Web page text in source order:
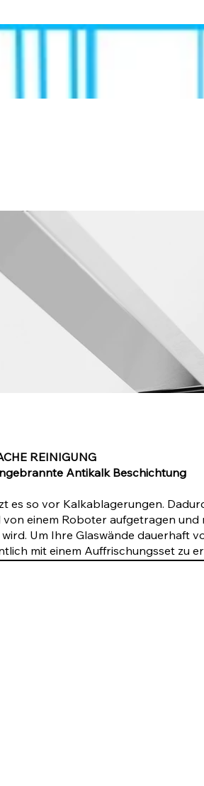
REINIGUNG
Antikalk Beschichtung
es so vor Kalkablagerungen.
einem Roboter aufgetragen und
Um Ihre Glaswände dauerhaft
mit einem Auffrischungsset zu